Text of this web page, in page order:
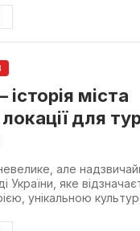
міста
локації для
але
України, яке
унікальною